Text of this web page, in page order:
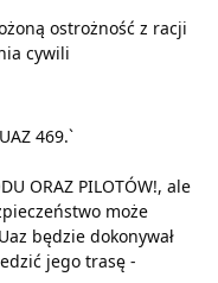
ostrożność z racji
cywili
469.`
ORAZ PILOTÓW!, ale
może
będzie dokonywał
jego trasę -